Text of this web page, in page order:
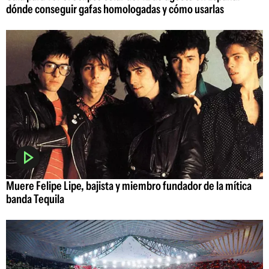
dónde conseguir gafas homologadas y cómo usarlas
Muere Felipe Lipe, bajista y miembro fundador de la mítica
banda Tequila